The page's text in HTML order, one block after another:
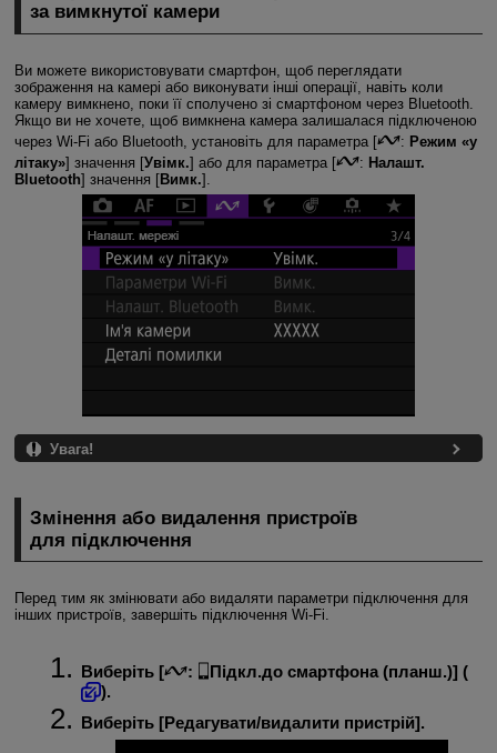
за вимкнутої камери
Ви можете використовувати смартфон, щоб переглядати
зображення на камері або виконувати інші операції, навіть коли
камеру вимкнено, поки її сполучено зі смартфоном через Bluetooth.
Якщо ви не хочете, щоб вимкнена камера залишалася підключеною
через Wi-Fi або Bluetooth, установіть для параметра [ : Режим «у
літаку»] значення [Увімк.] або для параметра [ : Налашт.
Bluetooth] значення [Вимк.].
Увага!
Змінення або видалення пристроїв
для підключення
Перед тим як змінювати або видаляти параметри підключення для
інших пристроїв, завершіть підключення Wi-Fi.
Виберіть [ : Підкл.до смартфона (планш.)] (
).
Виберіть [Редагувати/видалити пристрій].